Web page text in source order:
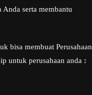
serta membantu
bisa membuat Perusahaan
untuk perusahaan anda :